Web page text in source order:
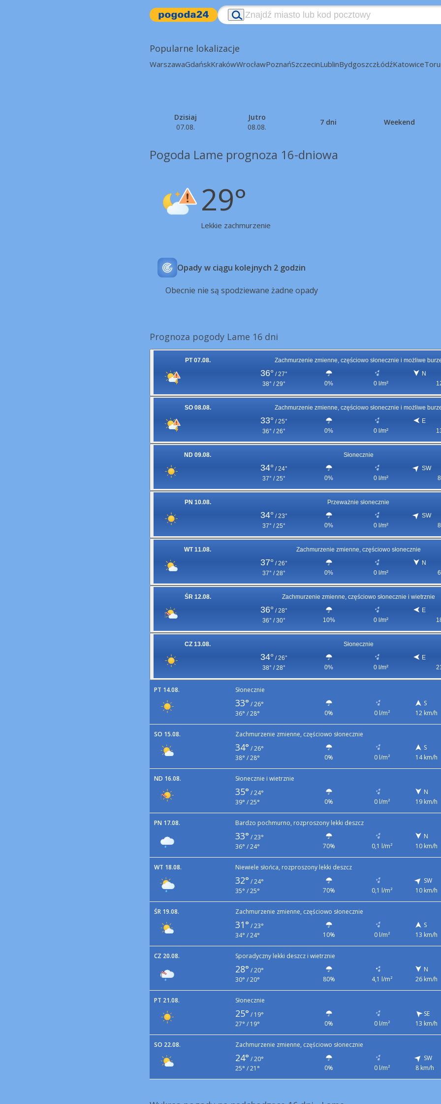
Popularne lokalizacje
WarszawaGdańskKrakówWrocławPoznańSzczecinLublinBydgoszczŁódźKatowice
Dzisiaj
07.08.
Jutro
08.08.
7 dni Weekend
Pogoda Lame prognoza 16-dniowa
29°
Lekkie zachmurzenie
Opady w ciągu kolejnych 2 godzin
Obecnie nie są spodziewane żadne opady
Prognoza pogody Lame 16 dni
PT 07.08. Zachmurzenie zmienne, częściowo słonecznie i możliwe
36° / 27°
38° / 29°
0% 0 l/m²
N
SO 08.08. Zachmurzenie zmienne, częściowo słonecznie i możliwe
33° / 25°
36° / 26°
0% 0 l/m²
E
ND 09.08. Słonecznie
34° / 24°
37° / 25°
0% 0 l/m²
SW
PN 10.08. Przeważnie słonecznie
34° / 23°
37° / 25°
0% 0 l/m²
SW
WT 11.08. Zachmurzenie zmienne, częściowo słonecznie
37° / 26°
37° / 28°
0% 0 l/m²
N
ŚR 12.08. Zachmurzenie zmienne, częściowo słonecznie i wietrznie
36° / 28°
36° / 30°
10% 0 l/m²
E
CZ 13.08. Słonecznie
34° / 26°
38° / 28°
0% 0 l/m²
E
PT 14.08. Słonecznie
33° /26°
36° / 28°
0% 0 l/m²
S
12 km/h
SO 15.08. Zachmurzenie zmienne, częściowo słonecznie
34° /26°
38° / 28°
0% 0 l/m²
S
14 km/h
ND 16.08. Słonecznie i wietrznie
35° /24°
39° / 25°
0% 0 l/m²
N
19 km/h
PN 17.08. Bardzo pochmurno, rozproszony lekki deszcz
33° /23°
36° / 24°
70% 0,1 l/m²
N
10 km/h
WT 18.08. Niewiele słońca, rozproszony lekki deszcz
32° /24°
35° / 25°
70% 0,1 l/m²
SW
10 km/h
ŚR 19.08. Zachmurzenie zmienne, częściowo słonecznie
31° /23°
34° / 24°
10% 0 l/m²
S
13 km/h
CZ 20.08. Sporadyczny lekki deszcz i wietrznie
28° /20°
30° / 20°
80% 4,1 l/m²
N
26 km/h
PT 21.08. Słonecznie
25° / 19°
27° / 19°
0% 0 l/m²
SE
13 km/h
SO 22.08. Zachmurzenie zmienne, częściowo słonecznie
24° /20°
25° / 21°
0% 0 l/m²
SW
8 km/h